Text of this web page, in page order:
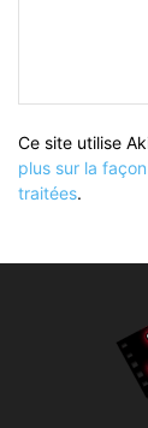
Ce site utilise
plus sur la
traitées.